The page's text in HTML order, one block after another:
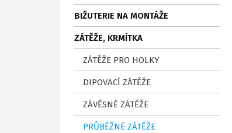
BIŽUTERIE NA MONTÁŽE
ZÁTĚŽE, KRMÍTKA
ZÁTĚŽE PRO HOLKY
DIPOVACÍ ZÁTĚŽE
ZÁVĚSNÉ ZÁTĚŽE
PRŮBĚŽNÉ ZÁTĚŽE